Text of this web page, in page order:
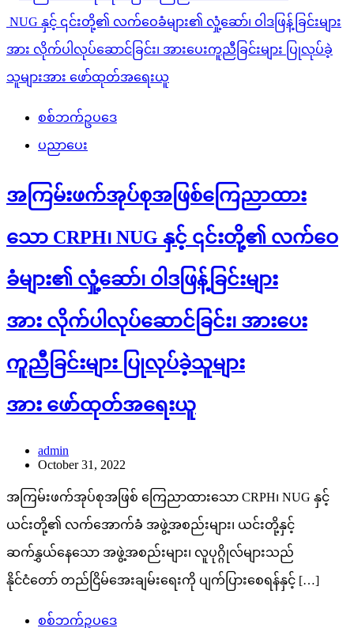
စစ်ဘက်ဥပဒေ
ပညာပေး
အကြမ်းဖက်အုပ်စုအဖြစ်ကြေညာထား
သော CRPH၊ NUG နှင့် ၎င်းတို့၏ လက်ဝေ
ခံများ၏ လှုံ့ဆော်၊ ဝါဒဖြန့်ခြင်းများ
အား လိုက်ပါလုပ်ဆောင်ခြင်း၊ အားပေး
ကူညီခြင်းများ ပြုလုပ်ခဲ့သူများ
အား ဖော်ထုတ်အရေးယူ
admin
October 31, 2022
အကြမ်းဖက်အုပ်စုအဖြစ် ကြေညာထားသော CRPH၊ NUG နှင့်
ယင်းတို့၏ လက်အောက်ခံ အဖွဲ့အစည်းများ၊ ယင်းတို့နှင့်
ဆက်နွှယ်နေသော အဖွဲ့အစည်းများ၊ လူပုဂ္ဂိုလ်များသည်
နိုင်ငံတော် တည်ငြိမ်အေးချမ်းရေးကို ပျက်ပြားစေရန်နှင့် […]
စစ်ဘက်ဥပဒေ